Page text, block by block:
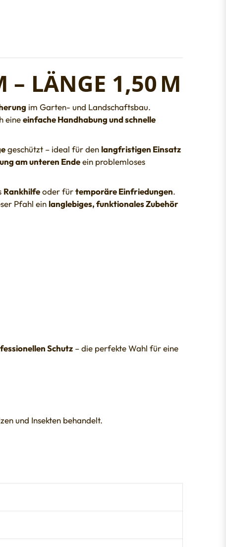
– LÄNGE 1,50 M
im Garten- und Landschaftsbau.
eineeinfache Handhabung und schnelle
geschützt – ideal für den langfristigen Einsatz
am unteren Endeein problemloses
Rankhilfeoder fürtemporäre Einfriedungen.
Pfahl ein langlebiges, funktionales Zubehör
Schutz – die perfekte Wahl für eine
und Insekten behandelt.